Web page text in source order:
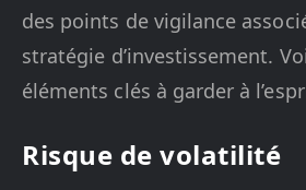
des points de vigilance
stratégie d’investissement.
éléments clés à garder à
Risque de volatilité